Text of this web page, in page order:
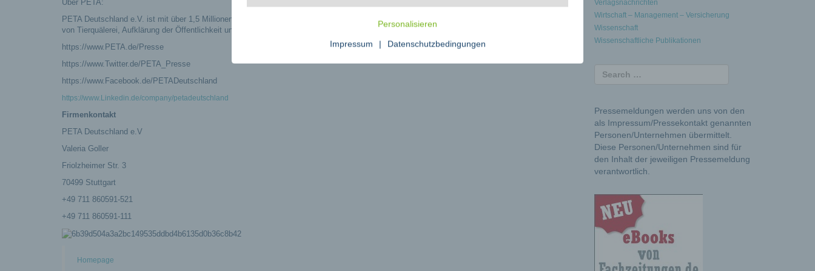
Über PETA:
PETA Deutschland e.V. ist mit über 1,5 Millionen Unterstützenden die größte Tierrechtsorganisation des Landes und setzt sich durch Aufdecken
von Tierquälerei, Aufklärung der Öffentlichkeit und Veränderung der Lebensweise dafür ein, jedem Tier zu einem besseren Leben zu verhelfen.
https://www.PETA.de/Presse
https://www.Twitter.de/PETA_Presse
https://www.Facebook.de/PETADeutschland
https://www.Linkedin.de/company/petadeutschland
Firmenkontakt
PETA Deutschland e.V
Valeria Goller
Friolzheimer Str. 3
70499 Stuttgart
+49 711 860591-521
+49 711 860591-111
Homepage
Verlagsnachrichten
Wirtschaft – Management – Versicherung
Wissenschaft
Wissenschaftliche Publikationen
Pressemeldungen werden uns von den
als Impressum/Pressekontakt genannten
Personen/Unternehmen übermittelt.
Diese Personen/Unternehmen sind für
den Inhalt der jeweiligen Pressemeldung
verantwortlich.
Personalisieren
Impressum | Datenschutzbedingungen